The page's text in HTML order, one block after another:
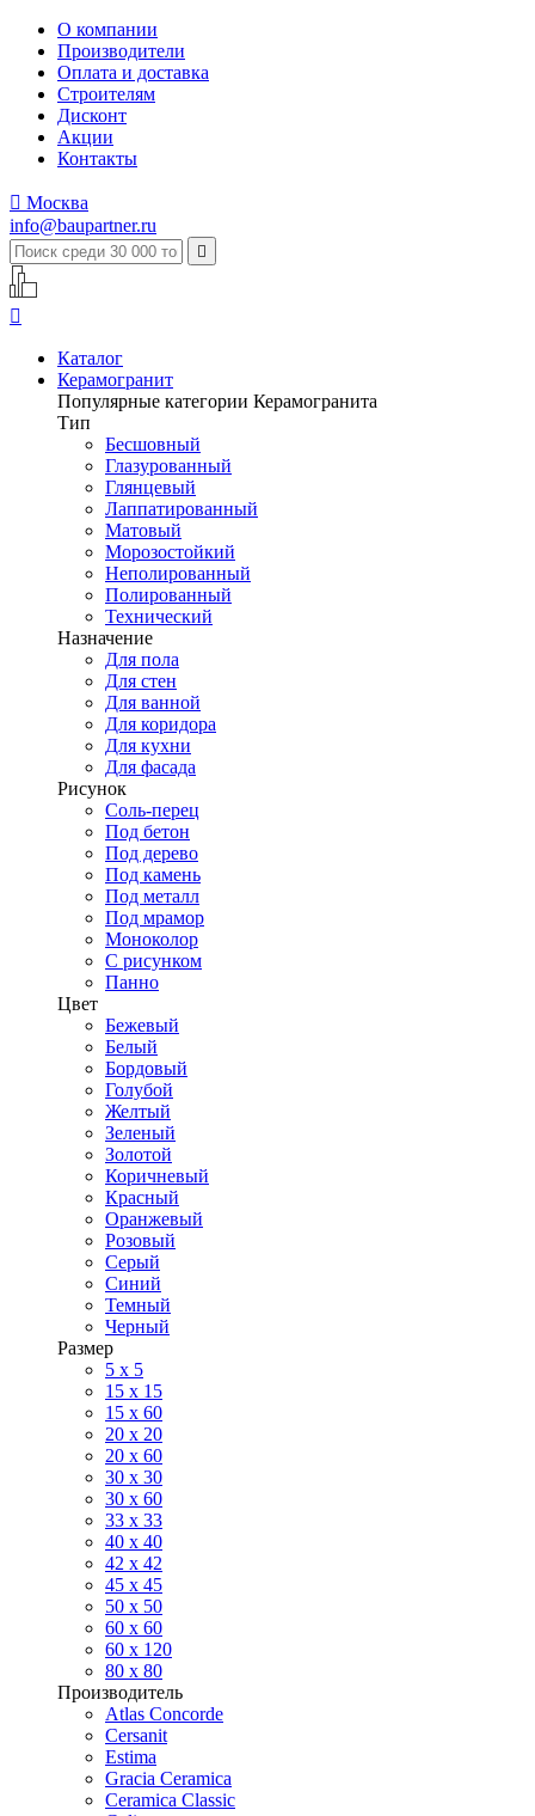
О компании
Производители
Оплата и доставка
Строителям
Дисконт
Акции
Контакты
 Москва
info@baupartner.ru


Каталог
Керамогранит
Популярные категории Керамогранита
Тип
Бесшовный
Глазурованный
Глянцевый
Лаппатированный
Матовый
Морозостойкий
Неполированный
Полированный
Технический
Назначение
Для пола
Для стен
Для ванной
Для коридора
Для кухни
Для фасада
Рисунок
Соль-перец
Под бетон
Под дерево
Под камень
Под металл
Под мрамор
Моноколор
С рисунком
Панно
Цвет
Бежевый
Белый
Бордовый
Голубой
Желтый
Зеленый
Золотой
Коричневый
Красный
Оранжевый
Розовый
Серый
Синий
Темный
Черный
Размер
5 x 5
15 x 15
15 x 60
20 х 20
20 x 60
30 х 30
30 x 60
33 x 33
40 х 40
42 x 42
45 x 45
50 x 50
60 х 60
60 x 120
80 x 80
Производитель
Atlas Concorde
Cersanit
Estima
Gracia Ceramica
Ceramica Classic